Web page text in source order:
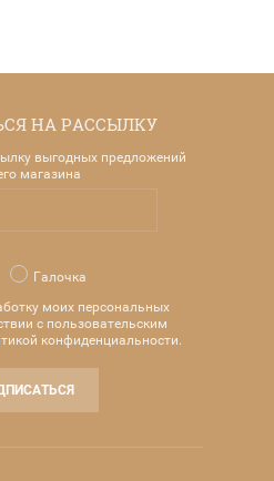
НА РАССЫЛКУ
выгодных предложений
магазина
Галочка
моих персональных
с пользовательским
конфиденциальности.